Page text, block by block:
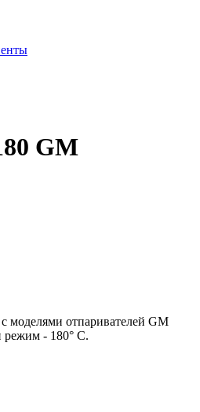
GM
моделями отпаривателей GM
режим - 180° С.